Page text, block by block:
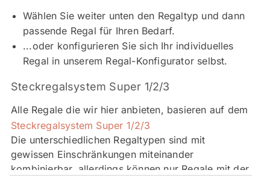
Wählen Sie weiter unten den Regaltyp und dann
passende Regal für Ihren Bedarf.
...oder konfigurieren Sie sich Ihr individuelles
Regal in unserem Regal-Konfigurator selbst.
Steckregalsystem Super 1/2/3
Alle Regale die wir hier anbieten, basieren auf dem
Steckregalsystem Super 1/2/3
Die unterschiedlichen Regaltypen sind mit
gewissen Einschränkungen miteinander
kombinierbar, allerdings können nur Regale mit der